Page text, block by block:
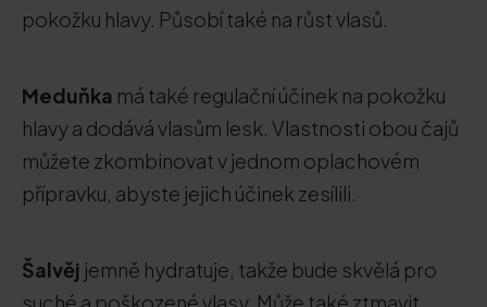
pokožku hlavy. Působí také na růst vlasů.
Meduňka má také regulační účinek na pokožku
hlavy a dodává vlasům lesk. Vlastnosti obou čajů
můžete zkombinovat v jednom oplachovém
přípravku, abyste jejich účinek zesílili.
Šalvěj jemně hydratuje, takže bude skvělá pro